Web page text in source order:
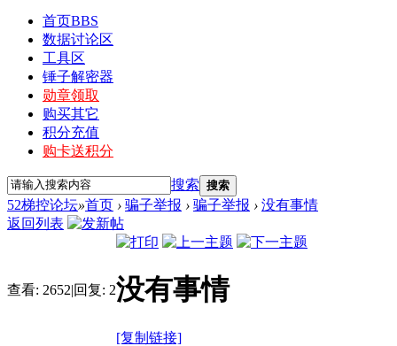
首页BBS
数据讨论区
工具区
锤子解密器
勋章领取
购买其它
积分充值
购卡送积分
搜索 搜索
52梯控论坛»首页 › 骗子举报 › 骗子举报 › 没有事情
返回列表
查看: 2652|回复: 2没有事情
[复制链接]